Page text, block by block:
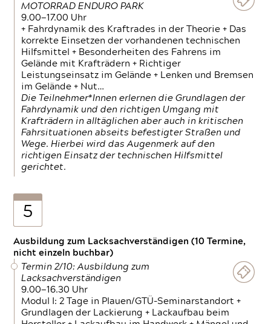
MOTORRAD ENDURO PARK
9.00—17.00 Uhr
+ Fahrdynamik des Kraftrades in der Theorie + Das
korrekte Einsetzen der vorhandenen technischen
Hilfsmittel + Besonderheiten des Fahrens im
Gelände mit Krafträdern + Richtiger
Leistungseinsatz im Gelände + Lenken und Bremsen
im Gelände + Nut…
Die Teilnehmer*Innen erlernen die Grundlagen der
Fahrdynamik und den richtigen Umgang mit
Krafträdern in alltäglichen aber auch in kritischen
Fahrsituationen abseits befestigter Straßen und
Wege. Hierbei wird das Augenmerk auf den
richtigen Einsatz der technischen Hilfsmittel
gerichtet.
5
Ausbildung zum Lacksachverständigen (10 Termine,
nicht einzeln buchbar)
Termin 2/10: Ausbildung zum
Lacksachverständigen
9.00—16.30 Uhr
Modul I: 2 Tage in Plauen/GTÜ-Seminarstandort +
Grundlagen der Lackierung + Lackaufbau beim